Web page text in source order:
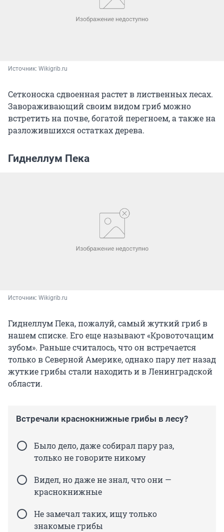
Источник: Wikigrib.ru
Сетконоска сдвоенная растет в лиственных лесах.
Завораживающий своим видом гриб можно
встретить на почве, богатой перегноем, а также на
разложившихся остатках дерева.
Гиднеллум Пека
Источник: Wikigrib.ru
Гиднеллум Пека, пожалуй, самый жуткий гриб в
нашем списке. Его еще называют «Кровоточащим
зубом». Раньше считалось, что он встречается
только в Северной Америке, однако пару лет назад
жуткие грибы стали находить и в Ленинградской
области.
Встречали краснокнижные грибы в лесу?
Было дело, даже собирал пару раз,
только не говорите никому
Видел, но даже не знал, что они —
краснокнижные
Не замечал таких, ищу только
знакомые грибы